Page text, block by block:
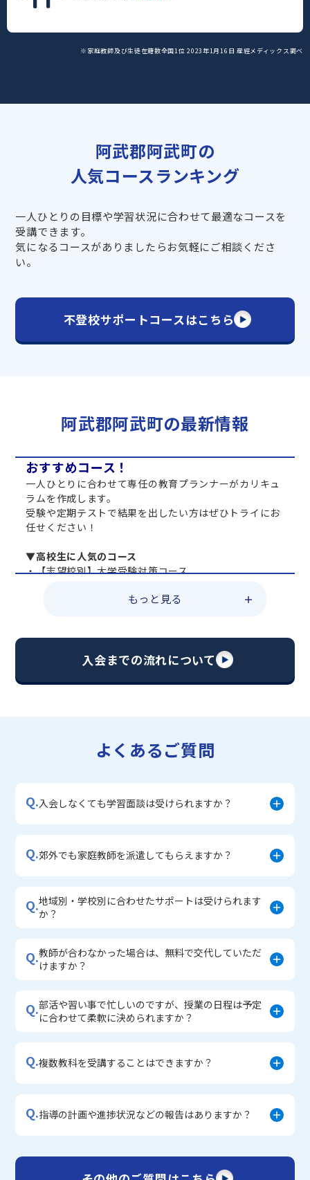
※家庭教師及び生徒在籍数全国1位 2023年1月16日 産經メディックス調べ
阿武郡阿武町の
人気コースランキング
一人ひとりの目標や学習状況に合わせて最適なコースを
受講できます。
気になるコースがありましたらお気軽にご相談くださ
い。
不登校サポートコースはこちら
阿武郡阿武町の最新情報
おすすめコース！
一人ひとりに合わせて専任の教育プランナーがカリキュ
ラムを作成します。
受験や定期テストで結果を出したい方はぜひトライにお
任せください！
▼高校生に人気のコース
・【志望校別】大学受験対策コース
・総合型選抜直前対策コース
・【志望校別】公立・私立高校受験対策コース
・宿題サポートコース
・学習習慣定着コース
もっと見る
入会までの流れについて
よくあるご質問
Q.入会しなくても学習面談は受けられますか？
Q.郊外でも家庭教師を派遣してもらえますか？
Q.地域別・学校別に合わせたサポートは受けられます
か？
Q.教師が合わなかった場合は、無料で交代していただ
けますか？
Q.部活や習い事で忙しいのですが、授業の日程は予定
に合わせて柔軟に決められますか？
Q.複数教科を受講することはできますか？
Q.指導の計画や進捗状況などの報告はありますか？